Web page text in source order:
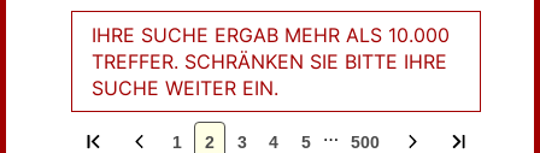
IHRE SUCHE ERGAB MEHR ALS 10.000
TREFFER. SCHRÄNKEN SIE BITTE IHRE
SUCHE WEITER EIN.
1 2 3 4 5 … 500